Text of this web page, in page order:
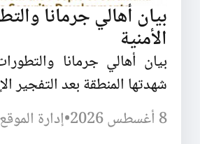
بيان أهالي جرمانا
الأمنية
بيان أهالي جرمانا
شهدتها المنطقة بعد التفجير
8 أغسطس 2026
•إدارة الموقع